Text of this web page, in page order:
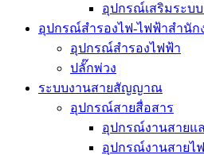
อุปกรณ์เสริมระบ
อุปกรณ์สำรองไฟ-ไฟฟ้าสำนัก
อุปกรณ์สำรองไฟฟ้า
ปลั๊กพ่วง
ระบบงานสายสัญญาณ
อุปกรณ์สายสื่อสาร
อุปกรณ์งานสายแ
อุปกรณ์งานสายไ